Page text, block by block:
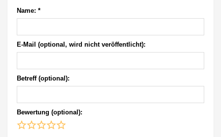
Name: *
E-Mail (optional, wird nicht veröffentlicht):
Betreff (optional):
Bewertung (optional):